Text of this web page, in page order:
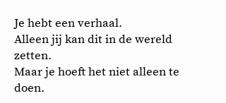
Je hebt een verhaal.
Alleen jij kan dit in de wereld
zetten.
Maar je hoeft het niet alleen te
doen.